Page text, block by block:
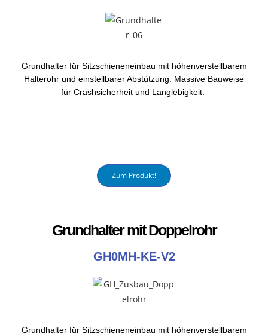
Grundhalter für Sitzschieneneinbau mit höhenverstellbarem
Halterohr und einstellbarer Abstützung. Massive Bauweise
für Crashsicherheit und Langlebigkeit.
Zum Produkt!
Grundhalter mit Doppelrohr
GH0MH-KE-V2
Grundhalter für Sitzschieneneinbau mit höhenverstellbarem